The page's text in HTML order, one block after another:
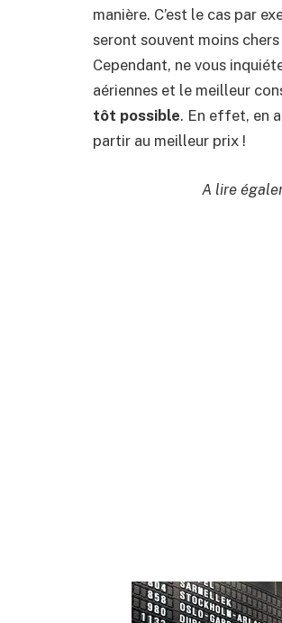
manière. C’est le cas par
seront souvent moins
Cependant, ne vous
aériennes et le meilleur
tôt possible. En effet, en
partir au meilleur prix !
A lire